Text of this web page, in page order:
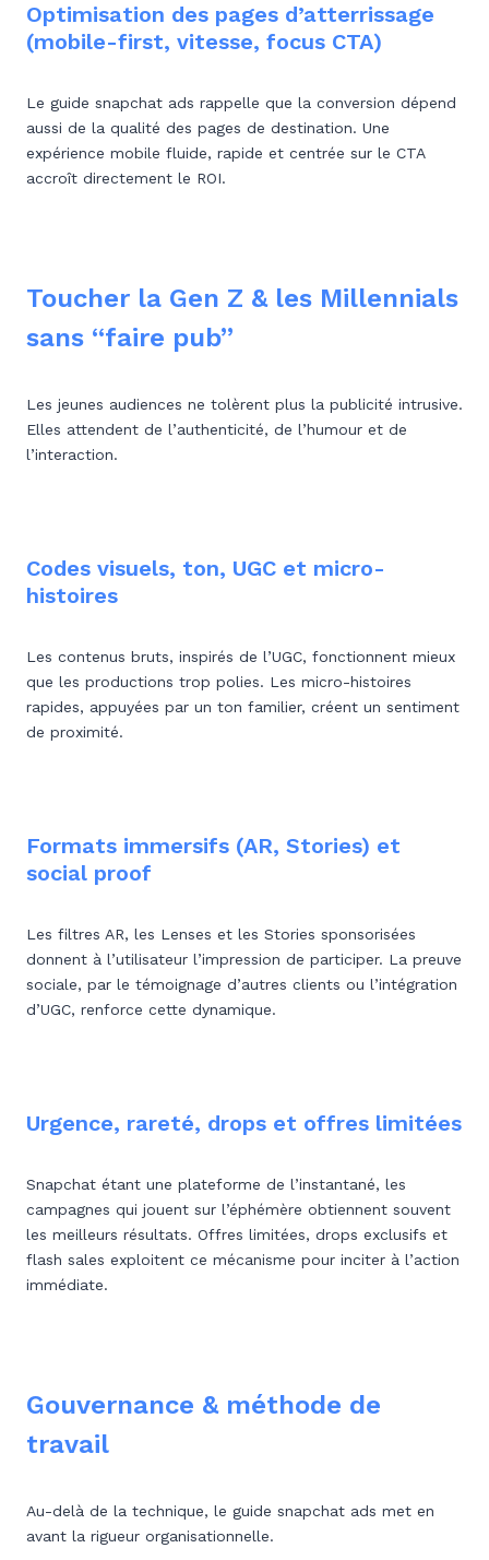
Optimisation des pages d’atterrissage
(mobile-first, vitesse, focus CTA)
Le guide snapchat ads rappelle que la conversion dépend
aussi de la qualité des pages de destination. Une
expérience mobile fluide, rapide et centrée sur le CTA
accroît directement le ROI.
Toucher la Gen Z & les Millennials
sans “faire pub”
Les jeunes audiences ne tolèrent plus la publicité intrusive.
Elles attendent de l’authenticité, de l’humour et de
l’interaction.
Codes visuels, ton, UGC et micro-
histoires
Les contenus bruts, inspirés de l’UGC, fonctionnent mieux
que les productions trop polies. Les micro-histoires
rapides, appuyées par un ton familier, créent un sentiment
de proximité.
Formats immersifs (AR, Stories) et
social proof
Les filtres AR, les Lenses et les Stories sponsorisées
donnent à l’utilisateur l’impression de participer. La preuve
sociale, par le témoignage d’autres clients ou l’intégration
d’UGC, renforce cette dynamique.
Urgence, rareté, drops et offres limitées
Snapchat étant une plateforme de l’instantané, les
campagnes qui jouent sur l’éphémère obtiennent souvent
les meilleurs résultats. Offres limitées, drops exclusifs et
flash sales exploitent ce mécanisme pour inciter à l’action
immédiate.
Gouvernance & méthode de
travail
Au-delà de la technique, le guide snapchat ads met en
avant la rigueur organisationnelle.